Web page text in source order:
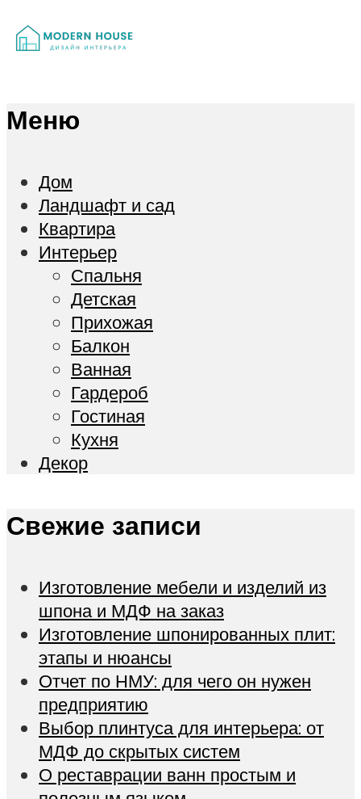
Меню
Дом
Ландшафт и сад
Квартира
Интерьер
Спальня
Детская
Прихожая
Балкон
Ванная
Гардероб
Гостиная
Кухня
Декор
Свежие записи
Изготовление мебели и изделий из
шпона и МДФ на заказ
Изготовление шпонированных плит:
этапы и нюансы
Отчет по НМУ: для чего он нужен
предприятию
Выбор плинтуса для интерьера: от
МДФ до скрытых систем
О реставрации ванн простым и